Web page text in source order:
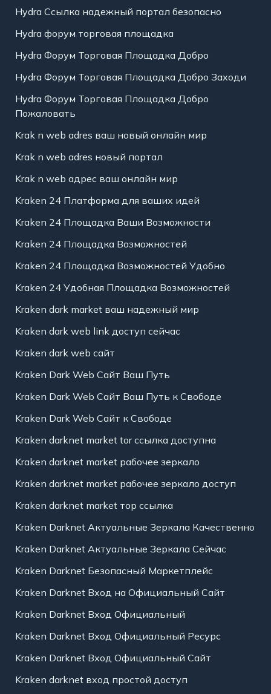
Hydra Ссылка надежный портал безопасно
Hydra форум торговая площадка
Hydra Форум Торговая Площадка Добро
Hydra Форум Торговая Площадка Добро Заходи
Hydra Форум Торговая Площадка Добро
Пожаловать
Krak n web adres ваш новый онлайн мир
Krak n web adres новый портал
Krak n web адрес ваш онлайн мир
Kraken 24 Платформа для ваших идей
Kraken 24 Площадка Ваши Возможности
Kraken 24 Площадка Возможностей
Kraken 24 Площадка Возможностей Удобно
Kraken 24 Удобная Площадка Возможностей
Kraken dark market ваш надежный мир
Kraken dark web link доступ сейчас
Kraken dark web сайт
Kraken Dark Web Сайт Ваш Путь
Kraken Dark Web Сайт Ваш Путь к Свободе
Kraken Dark Web Сайт к Свободе
Kraken darknet market tor ссылка доступна
Kraken darknet market рабочее зеркало
Kraken darknet market рабочее зеркало доступ
Kraken darknet market тор ссылка
Kraken Darknet Актуальные Зеркала Качественно
Kraken Darknet Актуальные Зеркала Сейчас
Kraken Darknet Безопасный Маркетплейс
Kraken Darknet Вход на Официальный Сайт
Kraken Darknet Вход Официальный
Kraken Darknet Вход Официальный Ресурс
Kraken Darknet Вход Официальный Сайт
Kraken darknet вход простой доступ